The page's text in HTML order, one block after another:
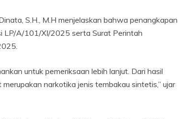
S.H., M.H menjelaskan bahwa penangkapan
LP/A/101/XI/2025 serta Surat Perintah
untuk pemeriksaan lebih lanjut. Dari hasil
narkotika jenis tembakau sintetis,” ujar